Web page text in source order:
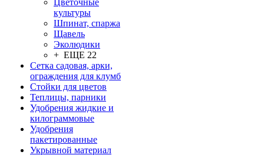
Цветочные
культуры
Шпинат, спаржа
Щавель
Эколюдики
+ ЕЩЕ 22
Сетка садовая, арки,
ограждения для клумб
Стойки для цветов
Теплицы, парники
Удобрения жидкие и
килограммовые
Удобрения
пакетированные
Укрывной материал